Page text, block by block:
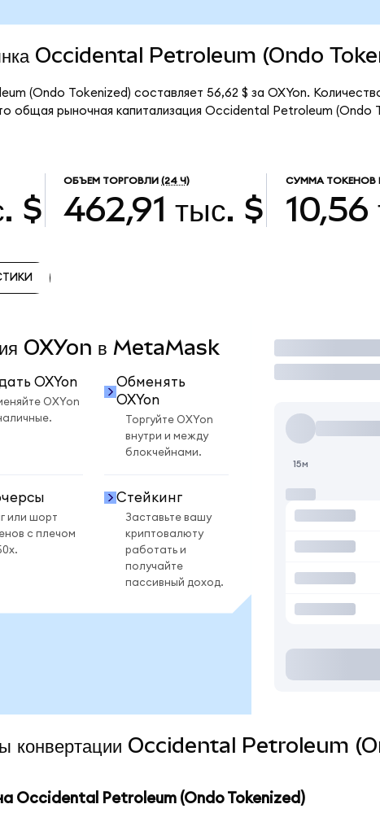
Occidental Petroleum (Ondo
(Ondo Tokenized) составляет 56,62 $ за OXYon.
общая рыночная капитализация Occidental Petroleum (Ondo
$
ОБЪЕМ ТОРГОВЛИ (24 Ч)
462,91 тыс. $
СУММА ТОКЕНОВ
10,56
OXYon в MetaMask
OXYon
OXYon
Обменять
OXYon
Торгуйте OXYon
внутри и между
блокчейнами.
или шорт
с плечом
Стейкинг
Заставьте вашу
криптовалюту
работать и
получайте
пассивный доход.
Торговать
15м
конвертации Occidental Petroleum
Occidental Petroleum (Ondo Tokenized)